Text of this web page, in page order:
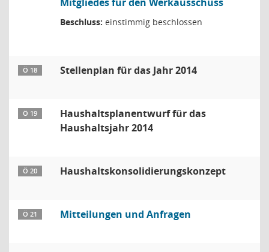
Beschluss: einstimmig beschlossen
Ö 18 Stellenplan für das Jahr 2014
Ö 19
Haushaltsplanentwurf für das
Haushaltsjahr 2014
Ö 20 Haushaltskonsolidierungskonzept
Ö 21 Mitteilungen und Anfragen